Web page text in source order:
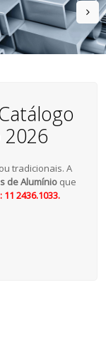
tradicionais. A
de Alumínio que
11 2436.1033.